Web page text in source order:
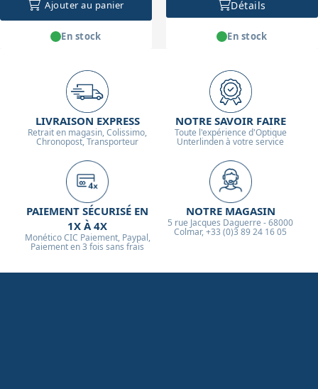
Ajouter au panier
En stock
Détails
En stock
LIVRAISON EXPRESS
Retrait en magasin, Colissimo,
Chronopost, Transporteur
NOTRE SAVOIR FAIRE
Toute l'expérience d'Optique
Unterlinden à votre service
PAIEMENT SÉCURISÉ EN
1X À 4X
Monético CIC Paiement, Paypal,
Paiement en 3 fois sans frais
NOTRE MAGASIN
5 rue Jacques Daguerre - 68000
Colmar, +33 (0)3 89 24 16 05